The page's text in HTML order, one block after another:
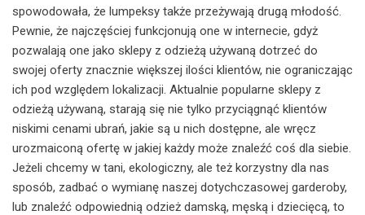
spowodowała, że lumpeksy także przeżywają drugą młodość.
Pewnie, że najczęściej funkcjonują one w internecie, gdyż
pozwalają one jako sklepy z odzieżą używaną dotrzeć do
swojej oferty znacznie większej ilości klientów, nie ograniczając
ich pod względem lokalizacji. Aktualnie popularne sklepy z
odzieżą używaną, starają się nie tylko przyciągnąć klientów
niskimi cenami ubrań, jakie są u nich dostępne, ale wręcz
urozmaiconą ofertę w jakiej każdy może znaleźć coś dla siebie.
Jeżeli chcemy w tani, ekologiczny, ale też korzystny dla nas
sposób, zadbać o wymianę naszej dotychczasowej garderoby,
lub znaleźć odpowiednią odzież damską, męską i dziecięcą, to